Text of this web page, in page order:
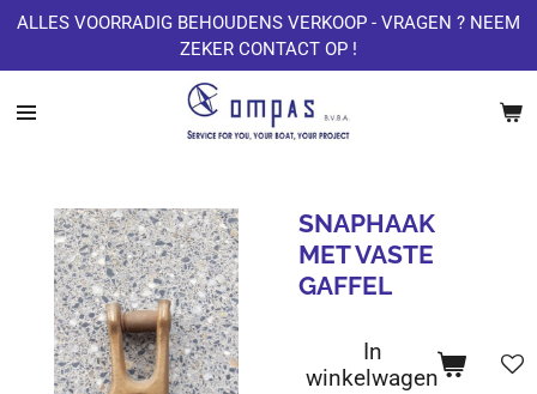
Ga
naar
de
ALLES VOORRADIG BEHOUDENS VERKOOP - VRAGEN ? NEEM
ZEKER CONTACT OP !
SNAPHAAK
MET VASTE
GAFFEL
In
winkelwagen